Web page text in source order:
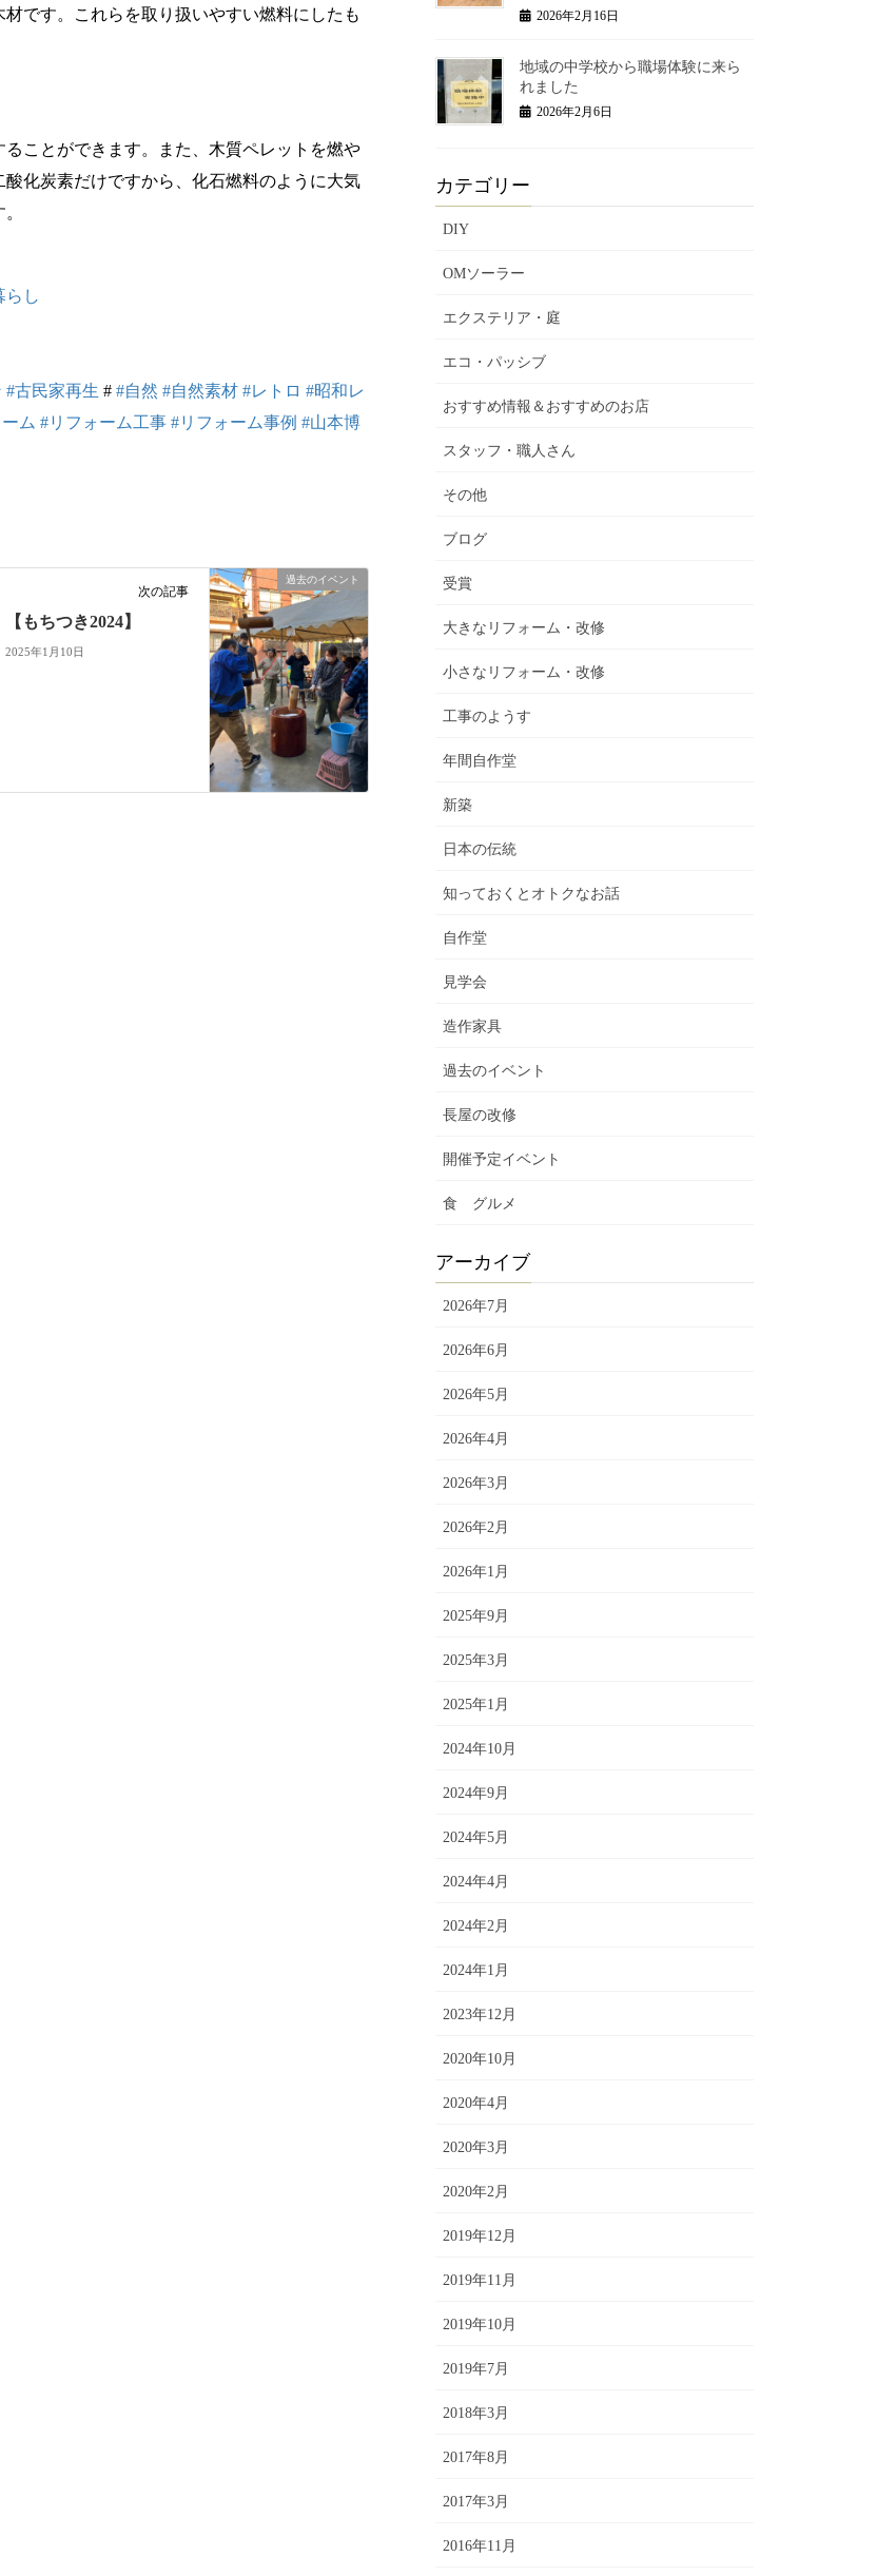
です。これらを取り扱いやすい燃料にしたも
ことができます。また、木質ペレットを燃や
化炭素だけですから、化石燃料のように大気
らし
#古民家再生 # #自然 #自然素材 #レトロ #昭和レ
ム #リフォーム工事 #リフォーム事例 #山本博
過去のイベント
次の記事
【もちつき2024】
2025年1月10日
2026年2月16日
地域の中学校から職場体験に来ら
れました
2026年2月6日
カテゴリー
DIY
OMソーラー
エクステリア・庭
エコ・パッシブ
おすすめ情報＆おすすめのお店
スタッフ・職人さん
その他
ブログ
受賞
大きなリフォーム・改修
小さなリフォーム・改修
工事のようす
年間自作堂
新築
日本の伝統
知っておくとオトクなお話
自作堂
見学会
造作家具
過去のイベント
長屋の改修
開催予定イベント
食 グルメ
アーカイブ
2026年7月
2026年6月
2026年5月
2026年4月
2026年3月
2026年2月
2026年1月
2025年9月
2025年3月
2025年1月
2024年10月
2024年9月
2024年5月
2024年4月
2024年2月
2024年1月
2023年12月
2020年10月
2020年4月
2020年3月
2020年2月
2019年12月
2019年11月
2019年10月
2019年7月
2018年3月
2017年8月
2017年3月
2016年11月